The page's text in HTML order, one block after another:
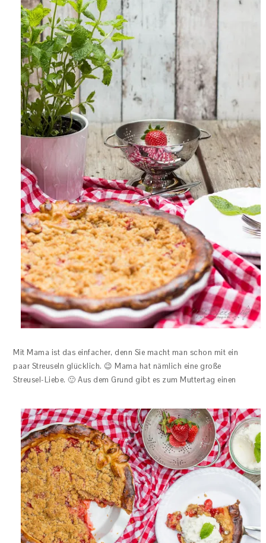
Mit Mama ist das einfacher, denn Sie macht man schon mit ein
paar Streuseln glücklich. 😉 Mama hat nämlich eine große
Streusel-Liebe. 🙂 Aus dem Grund gibt es zum Muttertag einen